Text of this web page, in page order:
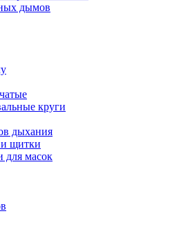
дымов
круги
дыхания
щитки
для масок